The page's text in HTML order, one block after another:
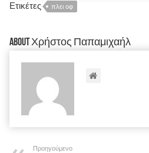
Ετικέτες πλει οφ
About Χρήστος Παπαμιχαήλ
Προηγούμενο